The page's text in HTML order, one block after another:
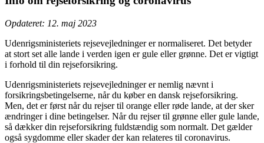
Opdateret: 12. maj 2023
Udenrigsministeriets rejsevejledninger er normaliseret. Det betyder
at stort set alle lande i verden igen er gule eller grønne. Det er vigtigt
i forhold til din rejseforsikring.
Udenrigsministeriets rejsevejledninger er nemlig nævnt i
forsikringsbetingelserne, når du køber en dansk rejseforsikring.
Men, det er først når du rejser til orange eller røde lande, at der sker
ændringer i dine betingelser. Når du rejser til grønne eller gule lande,
så dækker din rejseforsikring fuldstændig som normalt. Det gælder
også sygdomme eller skader der kan relateres til coronavirus.